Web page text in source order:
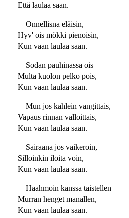
Että laulaa saan.
Onnellisna eläisin,
Hyv' ois mökki pienoisin,
Kun vaan laulaa saan.
Sodan pauhinassa ois
Multa kuolon pelko pois,
Kun vaan laulaa saan.
Mun jos kahlein vangittais,
Vapaus rinnan valloittais,
Kun vaan laulaa saan.
Sairaana jos vaikeroin,
Silloinkin iloita voin,
Kun vaan laulaa saan.
Haahmoin kanssa taistellen
Murran henget manallen,
Kun vaan laulaa saan.